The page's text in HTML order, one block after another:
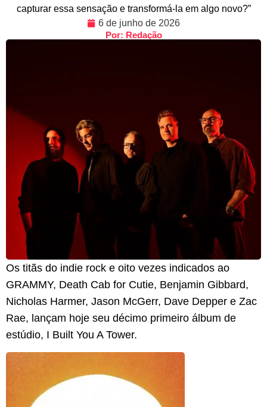
capturar essa sensação e transformá-la em algo novo?”
6 de junho de 2026
Por: Redação
Os titãs do indie rock e oito vezes indicados ao
GRAMMY, Death Cab for Cutie, Benjamin Gibbard,
Nicholas Harmer, Jason McGerr, Dave Depper e Zac
Rae, lançam hoje seu décimo primeiro álbum de
estúdio, I Built You A Tower.